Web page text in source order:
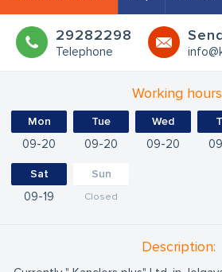
29282298
Telephone
Working
Mon
09 20
Tue
09 20
Wed
09 20 09
Sat
09 19
Sun
Closed
Description: